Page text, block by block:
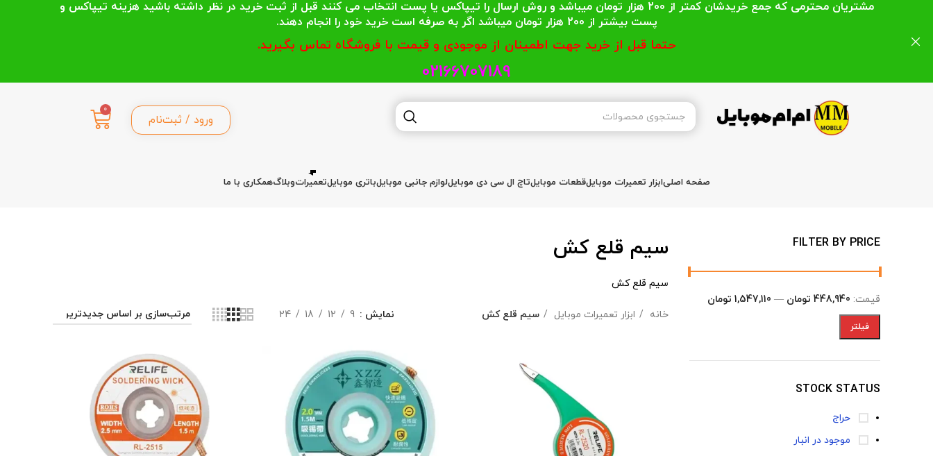
ورود / ثبت‌نام
0
صفحه اصلیابزار تعمیرات موبایلقطعات موبایلتاچ ال سی دی موبایللوازم جانبی موبایلباتری موبایلتعمیراتوبلاگهمکاری با ما
FILTER BY PRICE
فیلتر
قیمت: 448,940 تومان — 1,547,110 تومان
STOCK STATUS
حراج
موجود در انبار
سیم قلع کش
سیم قلع کش
خانه ابزار تعمیرات موبایل سیم قلع کش نمایش 9
12
18
24
مشتریان محترمی که جمع خریدشان کمتر از 200 هزار تومان میباشد و روش ارسال را تیپاکس یا پست انتخاب می کنند قبل از ثبت خرید در نظر داشته باشید هزینه تیپاکس و
پست بیشتر از 200 هزار تومان میباشد اگر به صرفه است خرید خود را انجام دهند.
حتما قبل از خرید جهت اطمینان از موجودی و قیمت با فروشگاه تماس بگیرید.
02166707189